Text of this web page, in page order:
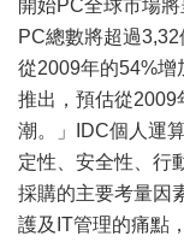
開始PC全球市場
PC總數將超過
從2009年的54%增
推出，預估從2009
潮。」IDC個人運
定性、安全性、行
採購的主要考量因
護及IT管理的痛點